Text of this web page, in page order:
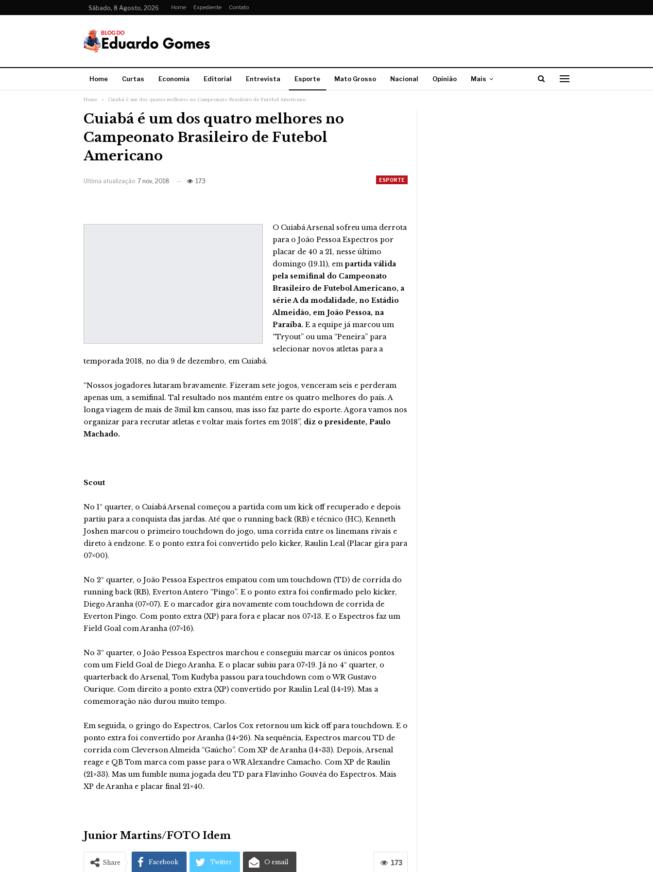
Sábado, 8 Agosto, 2026 Home Expediente Contato
Home Curtas Economia Editorial Entrevista Esporte Mato Grosso Nacional Opinião Mais
Home Cuiabá é um dos quatro melhores no Campeonato Brasileiro de Futebol Americano
Cuiabá é um dos quatro melhores no
Campeonato Brasileiro de Futebol
Americano
ESPORTE
Ultima atualização 7 nov, 2018 173
O Cuiabá Arsenal sofreu uma derrota
para o João Pessoa Espectros por
placar de 40 a 21, nesse último
domingo (19.11), empartida válida
pela semifinal do Campeonato
Brasileiro de Futebol Americano, a
série A da modalidade, no Estádio
Almeidão, em João Pessoa, na
Paraíba. E a equipe já marcou um
“Tryout” ou uma “Peneira” para
selecionar novos atletas para a
temporada 2018, no dia 9 de dezembro, em Cuiabá.
“Nossos jogadores lutaram bravamente. Fizeram sete jogos, venceram seis e perderam
apenas um, a semifinal. Tal resultado nos mantém entre os quatro melhores do país. A
longa viagem de mais de 3mil km cansou, mas isso faz parte do esporte. Agora vamos nos
organizar para recrutar atletas e voltar mais fortes em 2018”, diz o presidente, Paulo
Machado.
Scout
No 1º quarter, o Cuiabá Arsenal começou a partida com um kick off recuperado e depois
partiu para a conquista das jardas. Até que o running back (RB) e técnico (HC), Kenneth
Joshen marcou o primeiro touchdown do jogo, uma corrida entre os linemans rivais e
direto à endzone. E o ponto extra foi convertido pelo kicker, Raulin Leal (Placar gira para
07×00).
No 2º quarter, o João Pessoa Espectros empatou com um touchdown (TD) de corrida do
running back (RB), Everton Antero “Pingo”. E o ponto extra foi confirmado pelo kicker,
Diego Aranha (07×07). E o marcador gira novamente com touchdown de corrida de
Everton Pingo. Com ponto extra (XP) para fora e placar nos 07×13. E o Espectros faz um
Field Goal com Aranha (07×16).
No 3º quarter, o João Pessoa Espectros marchou e conseguiu marcar os únicos pontos
com um Field Goal de Diego Aranha. E o placar subiu para 07×19. Já no 4º quarter, o
quarterback do Arsenal, Tom Kudyba passou para touchdown com o WR Gustavo
Ourique. Com direito a ponto extra (XP) convertido por Raulin Leal (14×19). Mas a
comemoração não durou muito tempo.
Em seguida, o gringo do Espectros, Carlos Cox retornou um kick off para touchdown. E o
ponto extra foi convertido por Aranha (14×26). Na sequência, Espectros marcou TD de
corrida com Cleverson Almeida “Gaúcho”. Com XP de Aranha (14×33). Depois, Arsenal
reage e QB Tom marca com passe para o WR Alexandre Camacho. Com XP de Raulin
(21×33). Mas um fumble numa jogada deu TD para Flavinho Gouvêa do Espectros. Mais
XP de Aranha e placar final 21×40.
Junior Martins/FOTO Idem
173
Share Facebook Twitter O email